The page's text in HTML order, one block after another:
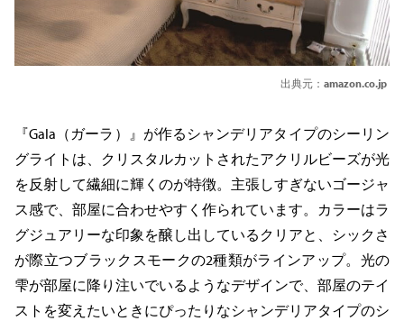
出典元： amazon.co.jp
『Gala（ガーラ）』が作るシャンデリアタイプのシーリン
グライトは、クリスタルカットされたアクリルビーズが光
を反射して繊細に輝くのが特徴。主張しすぎないゴージャ
ス感で、部屋に合わせやすく作られています。カラーはラ
グジュアリーな印象を醸し出しているクリアと、シックさ
が際立つブラックスモークの2種類がラインアップ。光の
雫が部屋に降り注いでいるようなデザインで、部屋のテイ
ストを変えたいときにぴったりなシャンデリアタイプのシ